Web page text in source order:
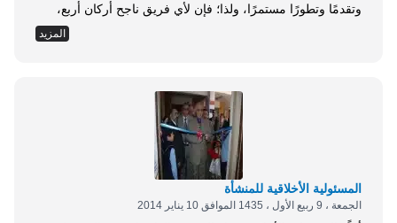
وتقدمًا وتطورًا مستمرًا، ولذا؛ فإن لأي فريق ناجح أركان أربع،
تمثل أساسات بناية الفريق الفعال. أساسيات بناء فريق فعال: 1.
المصداقية والأمانة: وهو ركن أساسي من أركان المدير القائد،
للغاز والكهرباء: (لا يمكن أن تنفذ تعليمات شخص يفتقد
المصداقية ولا يؤمن حقًا بما يفعله وكيفية فعله)، ومن ثم لن
يستمع أعضاء فريقك لما تقول، إلا إن رأوا لتلك المصداقية
المزيد
المسئولية الأخلاقية للمنشأة
الجمعة ، 9 ربيع الأول ، 1435 الموافق 10 يناير 2014